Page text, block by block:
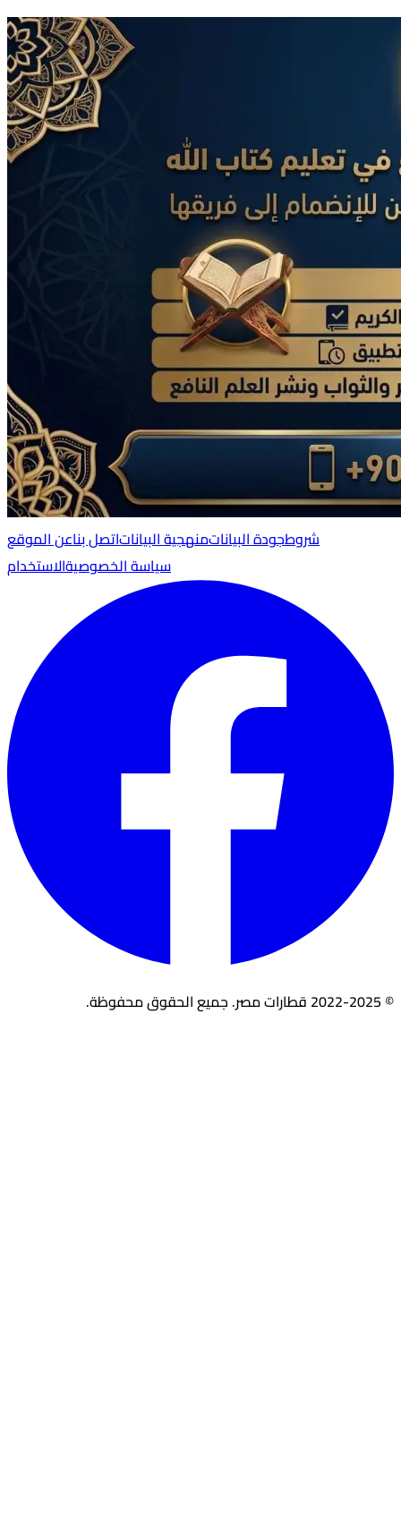
عن الموقعاتصل بنامنهجية البياناتجودة البياناتشروط
الاستخدامسياسة الخصوصية
© 2022-2025 قطارات مصر. جميع الحقوق محفوظة.